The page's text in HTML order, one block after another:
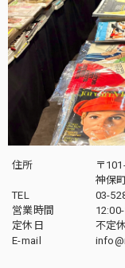
住所
〒
神保
TEL
03-
営業時間
定休日
不定休
E-mail